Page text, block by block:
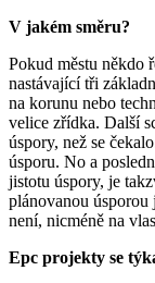
V jakém směru?
Pokud městu někdo
nastávající tři
na korunu nebo
velice zřídka. Další
úspory, než se
úsporu. No a
jistotu úspory, je
plánovanou úsporou
není, nicméně na
Epc projekty se